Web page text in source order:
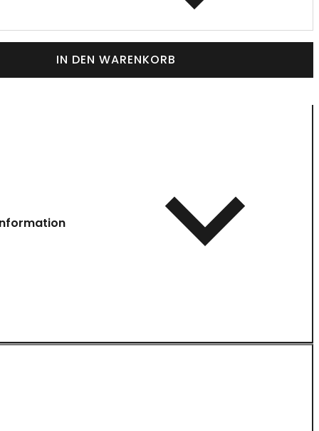
IN DEN WARENKORB